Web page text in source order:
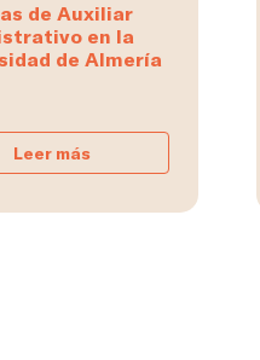
de Auxiliar
en la
de Almería
Leer más